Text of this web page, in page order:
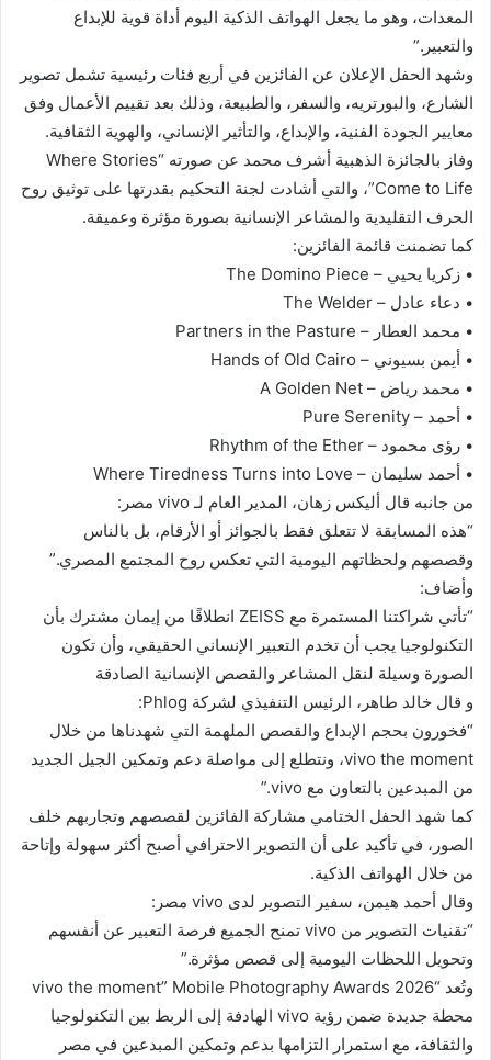
المعدات، وهو ما يجعل الهواتف الذكية اليوم أداة قوية للإبداع
والتعبير.”
وشهد الحفل الإعلان عن الفائزين في أربع فئات رئيسية تشمل تصوير
الشارع، والبورتريه، والسفر، والطبيعة، وذلك بعد تقييم الأعمال وفق
معايير الجودة الفنية، والإبداع، والتأثير الإنساني، والهوية الثقافية.
وفاز بالجائزة الذهبية أشرف محمد عن صورته “Where Stories
Come to Life”، والتي أشادت لجنة التحكيم بقدرتها على توثيق روح
الحرف التقليدية والمشاعر الإنسانية بصورة مؤثرة وعميقة.
كما تضمنت قائمة الفائزين:
• زكريا يحيي – The Domino Piece
• دعاء عادل – The Welder
• محمد العطار – Partners in the Pasture
• أيمن بسيوني – Hands of Old Cairo
• محمد رياض – A Golden Net
• أحمد – Pure Serenity
• رؤى محمود – Rhythm of the Ether
• أحمد سليمان – Where Tiredness Turns into Love
من جانبه قال أليكس زهان، المدير العام لـ vivo مصر:
“هذه المسابقة لا تتعلق فقط بالجوائز أو الأرقام، بل بالناس
وقصصهم ولحظاتهم اليومية التي تعكس روح المجتمع المصري.”
وأضاف:
“تأتي شراكتنا المستمرة مع ZEISS انطلاقًا من إيمان مشترك بأن
التكنولوجيا يجب أن تخدم التعبير الإنساني الحقيقي، وأن تكون
الصورة وسيلة لنقل المشاعر والقصص الإنسانية الصادقة
و قال خالد طاهر، الرئيس التنفيذي لشركة Phlog:
“فخورون بحجم الإبداع والقصص الملهمة التي شهدناها من خلال
vivo the moment، ونتطلع إلى مواصلة دعم وتمكين الجيل الجديد
من المبدعين بالتعاون مع vivo.”
كما شهد الحفل الختامي مشاركة الفائزين لقصصهم وتجاربهم خلف
الصور، في تأكيد على أن التصوير الاحترافي أصبح أكثر سهولة وإتاحة
من خلال الهواتف الذكية.
وقال أحمد هيمن، سفير التصوير لدى vivo مصر:
“تقنيات التصوير من vivo تمنح الجميع فرصة التعبير عن أنفسهم
وتحويل اللحظات اليومية إلى قصص مؤثرة.”
وتُعد “vivo the moment” Mobile Photography Awards 2026
محطة جديدة ضمن رؤية vivo الهادفة إلى الربط بين التكنولوجيا
والثقافة، مع استمرار التزامها بدعم وتمكين المبدعين في مصر